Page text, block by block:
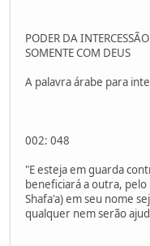
PODER DA
SOMENTE COM DEUS
A palavra árabe para
002: 048
"E esteja em guarda
beneficiará a outra,
Shafa'a) em seu nome
qualquer nem serão